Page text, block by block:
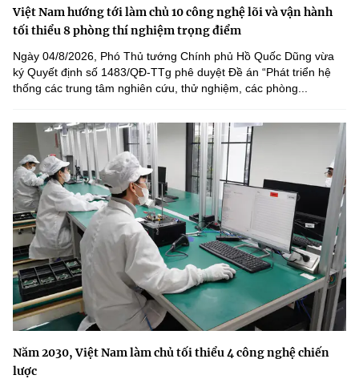
Việt Nam hướng tới làm chủ 10 công nghệ lõi và vận hành
tối thiểu 8 phòng thí nghiệm trọng điểm
Ngày 04/8/2026, Phó Thủ tướng Chính phủ Hồ Quốc Dũng vừa
ký Quyết định số 1483/QĐ-TTg phê duyệt Đề án “Phát triển hệ
thống các trung tâm nghiên cứu, thử nghiệm, các phòng...
Năm 2030, Việt Nam làm chủ tối thiểu 4 công nghệ chiến
lược